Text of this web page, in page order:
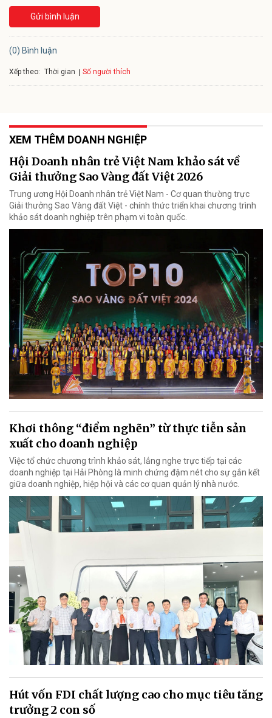
Gửi bình luận
(0) Bình luận
Xếp theo: Thời gian Số người thích
XEM THÊM DOANH NGHIỆP
Hội Doanh nhân trẻ Việt Nam khảo sát về
Giải thưởng Sao Vàng đất Việt 2026
Trung ương Hội Doanh nhân trẻ Việt Nam - Cơ quan thường trực
Giải thưởng Sao Vàng đất Việt - chính thức triển khai chương trình
khảo sát doanh nghiệp trên phạm vi toàn quốc.
Khơi thông “điểm nghẽn” từ thực tiễn sản
xuất cho doanh nghiệp
Việc tổ chức chương trình khảo sát, lắng nghe trực tiếp tại các
doanh nghiệp tại Hải Phòng là minh chứng đậm nét cho sự gắn kết
giữa doanh nghiệp, hiệp hội và các cơ quan quản lý nhà nước.
Hút vốn FDI chất lượng cao cho mục tiêu tăng
trưởng 2 con số